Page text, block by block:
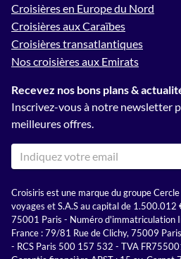
Croisières en Europe du Nord
Croisières aux Caraïbes
Croisières transatlantiques
Nos croisières aux Emirats
Recevez nos bons plans &
Inscrivez-vous à notre newsletter
meilleures offres.
Croisiris est une marque du groupe
voyages et S.A.S au capital de 1.500.012
75001 Paris - Numéro d'immatriculation
France : 79/81 Rue de Clichy, 75009
- RCS Paris 500 157 532 - TVA